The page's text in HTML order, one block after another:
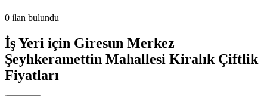
0 ilan bulundu
İş Yeri için Giresun Merkez
Şeyhkeramettin Mahallesi Kiralık Çiftlik
Fiyatları